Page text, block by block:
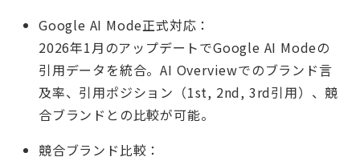
Google AI Mode正式対応：
2026年1月のアップデートでGoogle AI Modeの
引用データを統合。AI Overviewでのブランド言
及率、引用ポジション（1st, 2nd, 3rd引用）、競
合ブランドとの比較が可能。
競合ブランド比較：